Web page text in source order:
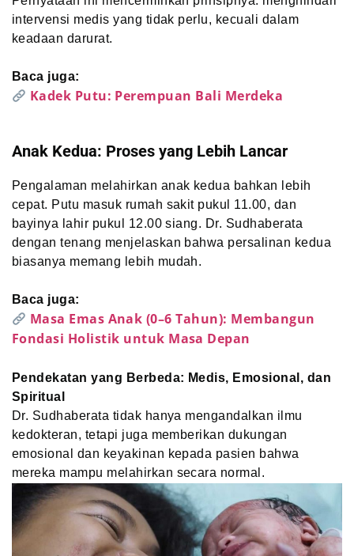
intervensi medis yang tidak perlu, kecuali dalam
keadaan darurat.
Baca juga:
Kadek Putu: Perempuan Bali Merdeka
Anak Kedua: Proses yang Lebih Lancar
Pengalaman melahirkan anak kedua bahkan lebih
cepat. Putu masuk rumah sakit pukul 11.00, dan
bayinya lahir pukul 12.00 siang. Dr. Sudhaberata
dengan tenang menjelaskan bahwa persalinan kedua
biasanya memang lebih mudah.
Baca juga:
Masa Emas Anak (0–6 Tahun): Membangun
Fondasi Holistik untuk Masa Depan
Pendekatan yang Berbeda: Medis, Emosional, dan
Spiritual
Dr. Sudhaberata tidak hanya mengandalkan ilmu
kedokteran, tetapi juga memberikan dukungan
emosional dan keyakinan kepada pasien bahwa
mereka mampu melahirkan secara normal.